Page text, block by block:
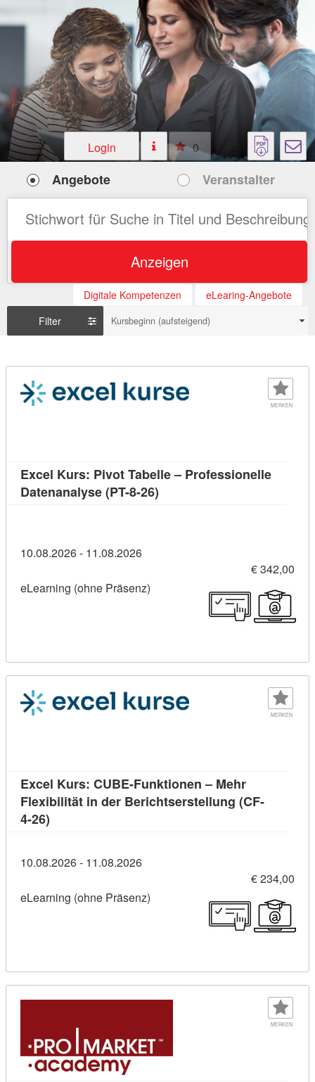
Login 0
Angebote Veranstalter
Anzeigen
Digitale Kompetenzen
eLearing-Angebote
Filter
Kursbeginn (aufsteigend)
MERKEN
Excel Kurs: Pivot Tabelle – Professionelle
Datenanalyse (PT-8-26)
10.08.2026 - 11.08.2026
€ 342,00
eLearning (ohne Präsenz)
MERKEN
Excel Kurs: CUBE-Funktionen – Mehr
Flexibilität in der Berichtserstellung (CF-
4-26)
10.08.2026 - 11.08.2026
€ 234,00
eLearning (ohne Präsenz)
MERKEN